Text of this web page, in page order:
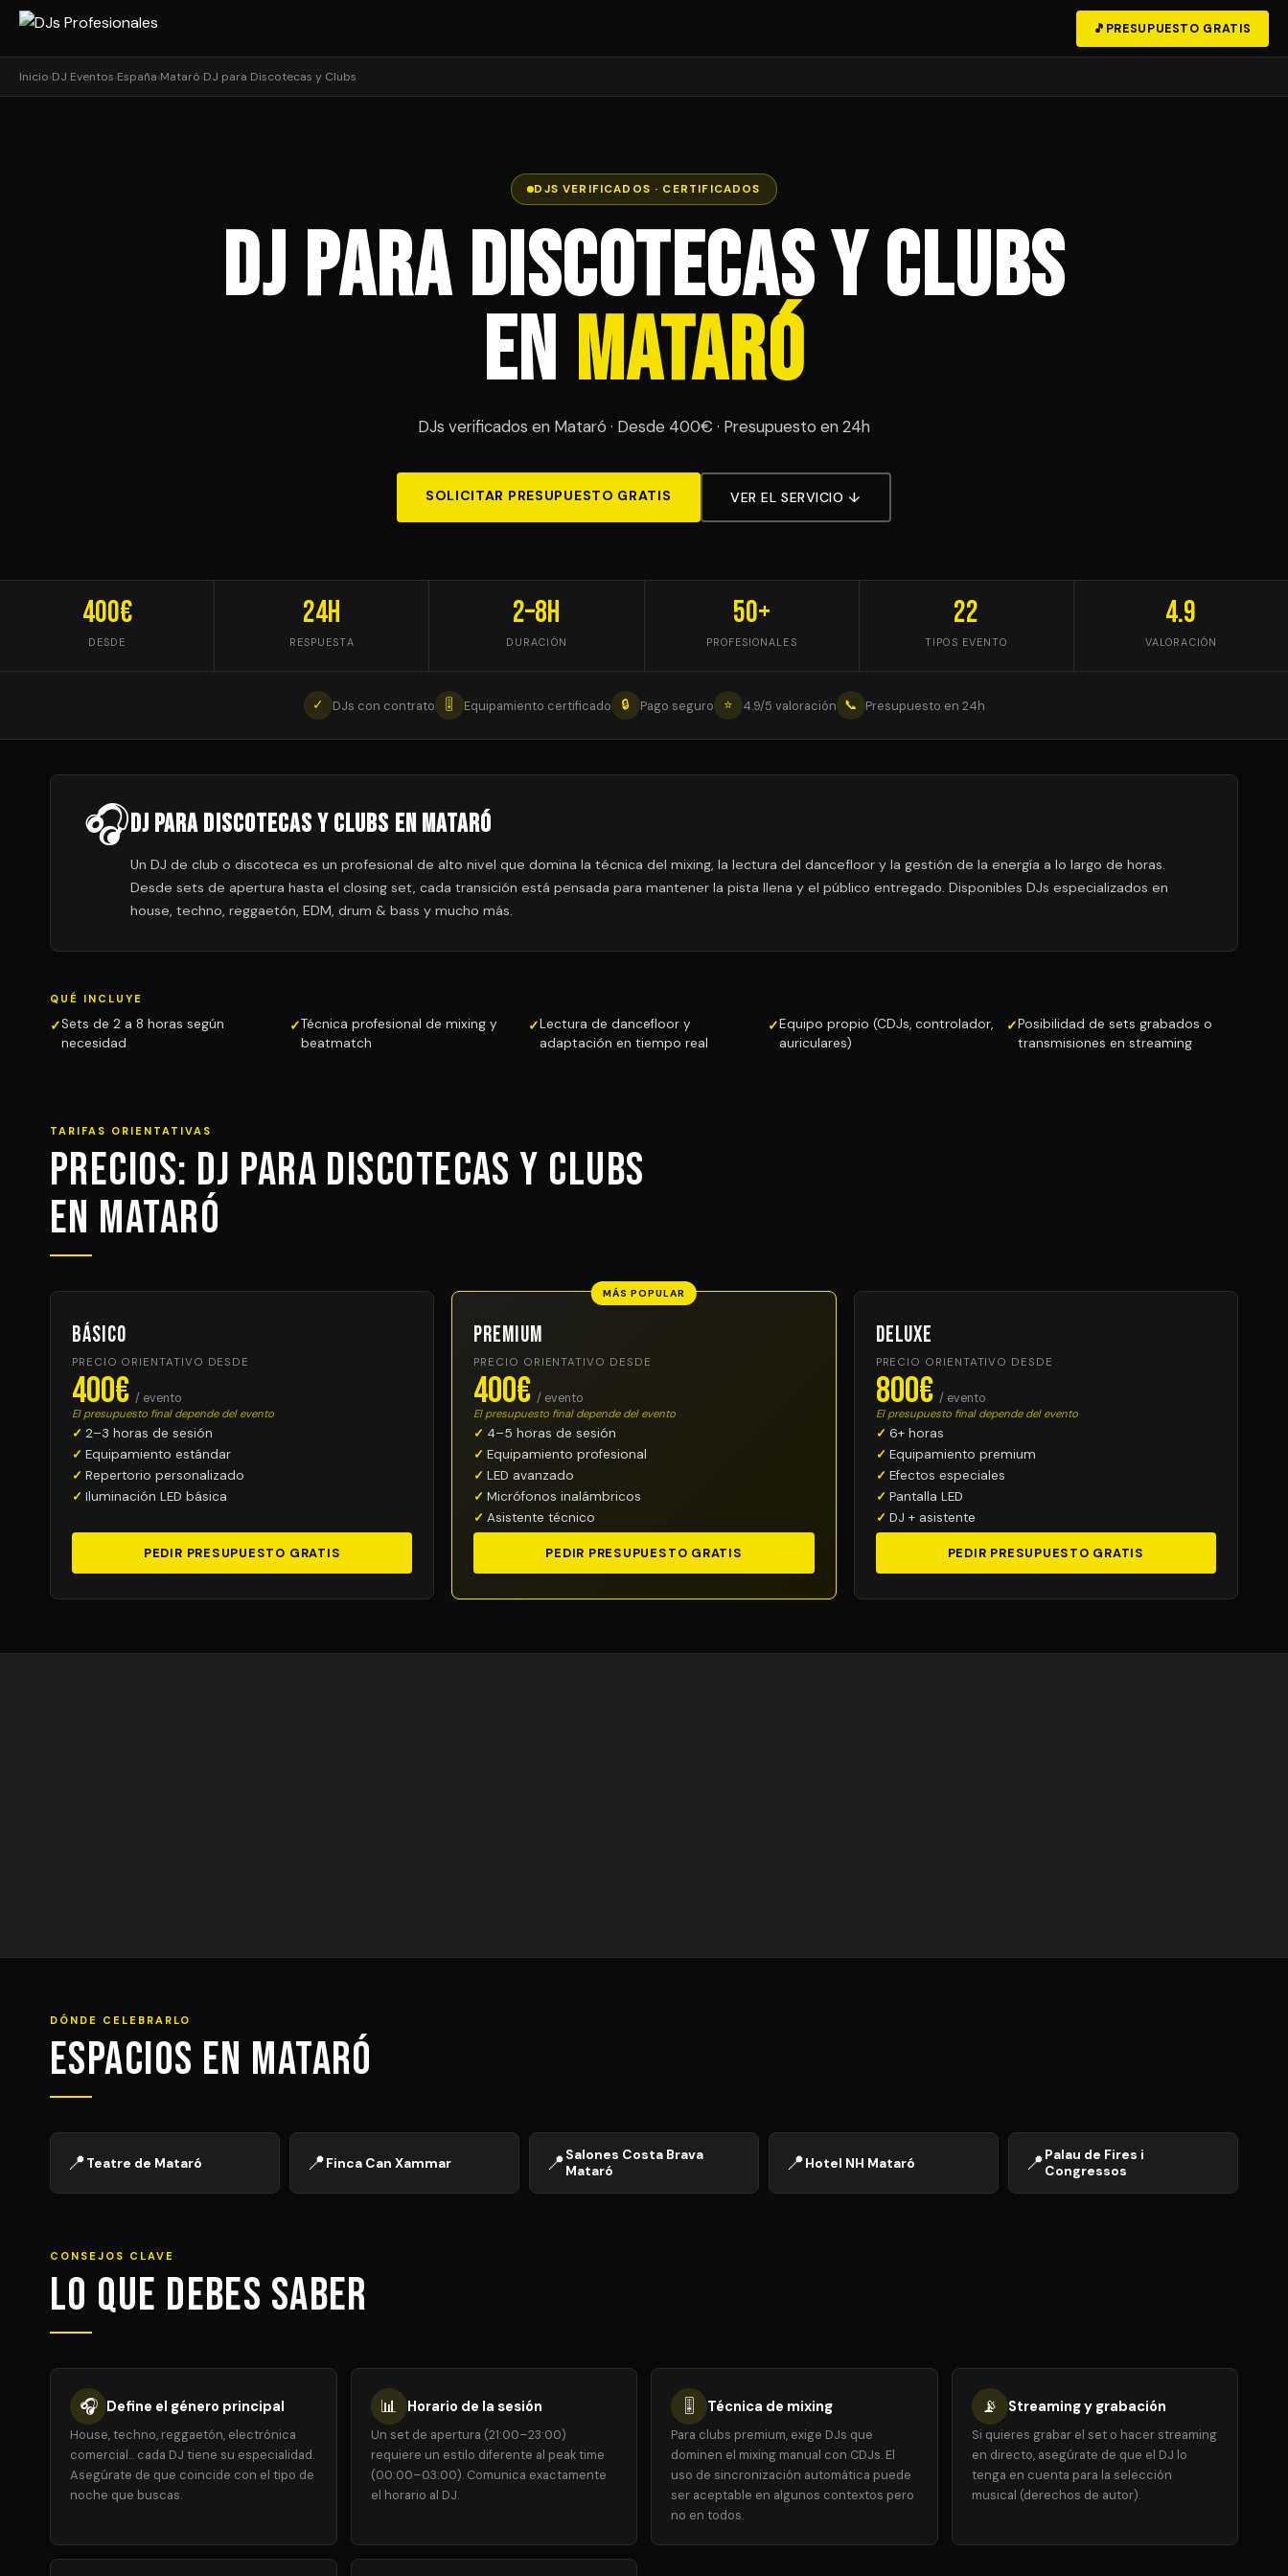
🎵 PRESUPUESTO GRATIS
Inicio›DJ Eventos›España›Mataró›DJ para Discotecas y Clubs
DJS VERIFICADOS · CERTIFICADOS
DJ para Discotecas y Clubs
en Mataró
DJs verificados en Mataró · Desde 400€ · Presupuesto en 24h
SOLICITAR PRESUPUESTO GRATIS VER EL SERVICIO ↓
400€
DESDE
24h
RESPUESTA
2–8h
DURACIÓN
50+
PROFESIONALES
22
TIPOS EVENTO
4.9
VALORACIÓN
✓ DJs con contrato 🎚 Equipamiento certificado 🔒 Pago seguro ⭐ 4.9/5 valoración 📞 Presupuesto en 24h
🎧DJ para Discotecas y Clubs en Mataró
Un DJ de club o discoteca es un profesional de alto nivel que domina la técnica del mixing, la lectura del dancefloor y la gestión de la energía a lo largo de horas.
Desde sets de apertura hasta el closing set, cada transición está pensada para mantener la pista llena y el público entregado. Disponibles DJs especializados en
house, techno, reggaetón, EDM, drum & bass y mucho más.
QUÉ INCLUYE
Sets de 2 a 8 horas según
necesidad
Técnica profesional de mixing y
beatmatch
Lectura de dancefloor y
adaptación en tiempo real
Equipo propio (CDJs, controlador,
auriculares)
Posibilidad de sets grabados o
transmisiones en streaming
TARIFAS ORIENTATIVAS
Precios: DJ para Discotecas y Clubs
en Mataró
Básico
PRECIO ORIENTATIVO DESDE
400€ / evento
El presupuesto final depende del evento
2–3 horas de sesión
Equipamiento estándar
Repertorio personalizado
Iluminación LED básica
PEDIR PRESUPUESTO GRATIS
MÁS POPULAR
Premium
PRECIO ORIENTATIVO DESDE
400€/ evento
El presupuesto final depende del evento
4–5 horas de sesión
Equipamiento profesional
LED avanzado
Micrófonos inalámbricos
Asistente técnico
PEDIR PRESUPUESTO GRATIS
Deluxe
PRECIO ORIENTATIVO DESDE
800€ / evento
El presupuesto final depende del evento
6+ horas
Equipamiento premium
Efectos especiales
Pantalla LED
DJ + asistente
PEDIR PRESUPUESTO GRATIS
DÓNDE CELEBRARLO
Espacios en Mataró
📍Teatre de Mataró 📍Finca Can Xammar 📍Salones Costa Brava
Mataró
📍Hotel NH Mataró 📍Palau de Fires i
Congressos
CONSEJOS CLAVE
Lo que debes saber
🎧 Define el género principal
House, techno, reggaetón, electrónica
comercial... cada DJ tiene su especialidad.
Asegúrate de que coincide con el tipo de
noche que buscas.
📊 Horario de la sesión
Un set de apertura (21:00–23:00)
requiere un estilo diferente al peak time
(00:00–03:00). Comunica exactamente
el horario al DJ.
🎚️ Técnica de mixing
Para clubs premium, exige DJs que
dominen el mixing manual con CDJs. El
uso de sincronización automática puede
ser aceptable en algunos contextos pero
no en todos.
📡 Streaming y grabación
Si quieres grabar el set o hacer streaming
en directo, asegúrate de que el DJ lo
tenga en cuenta para la selección
musical (derechos de autor).